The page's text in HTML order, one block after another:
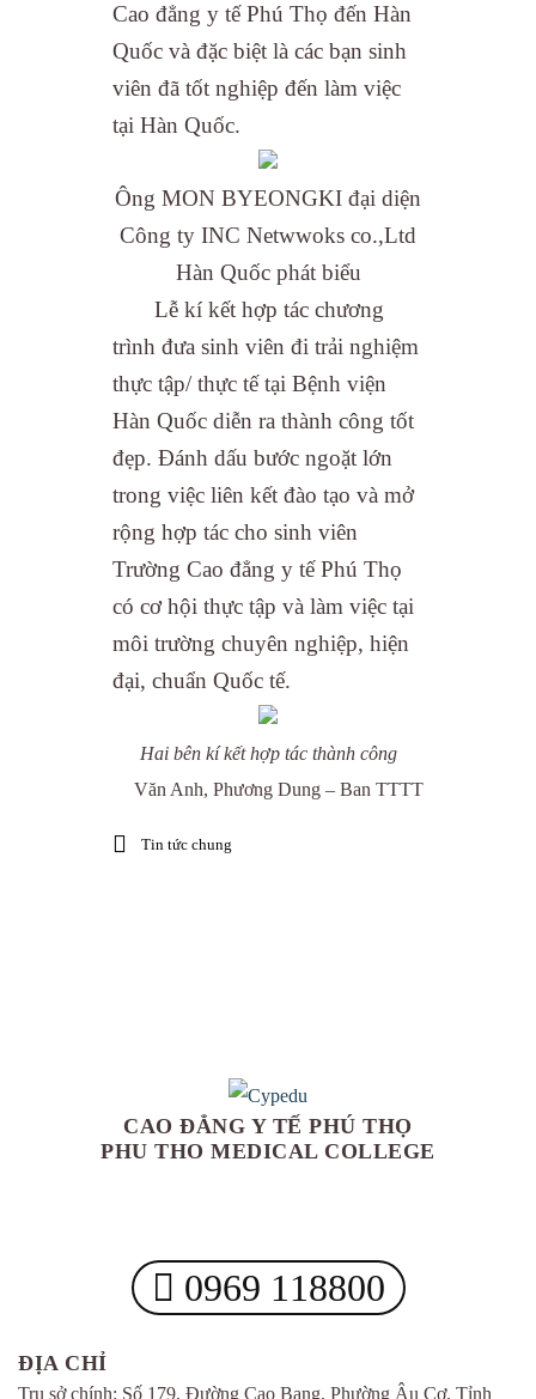
Cao đẳng y tế Phú Thọ đến Hàn
Quốc và đặc biệt là các bạn sinh
viên đã tốt nghiệp đến làm việc
tại Hàn Quốc.
Ông MON BYEONGKI đại diện
Công ty INC Netwwoks co.,Ltd
Hàn Quốc phát biểu
Lễ kí kết hợp tác chương
trình đưa sinh viên đi trải nghiệm
thực tập/ thực tế tại Bệnh viện
Hàn Quốc diễn ra thành công tốt
đẹp. Đánh dấu bước ngoặt lớn
trong việc liên kết đào tạo và mở
rộng hợp tác cho sinh viên
Trường Cao đẳng y tế Phú Thọ
có cơ hội thực tập và làm việc tại
môi trường chuyên nghiệp, hiện
đại, chuẩn Quốc tế.
Hai bên kí kết hợp tác thành công
Văn Anh, Phương Dung – Ban TTTT
Tin tức chung
CAO ĐẲNG Y TẾ PHÚ THỌ
PHU THO MEDICAL COLLEGE
0969 118800
ĐỊA CHỈ
Trụ sở chính: Số 179, Đường Cao Bang, Phường Âu Cơ, Tỉnh